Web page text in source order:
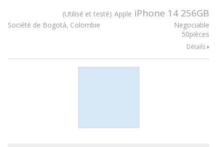
Utilisé et testé Apple iPhone 14 256GB
Negociable
50pièces
Société de Bogotá, Colombie
Détails